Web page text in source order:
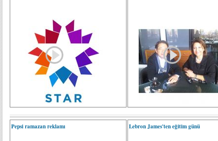
Pepsi ramazan reklamı Lebron James'ten eğitim günü